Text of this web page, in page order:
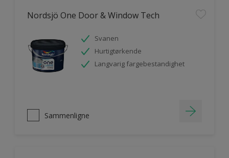
Nordsjö One Door & Window Tech
Svanen
Hurtigtørkende
Langvarig fargebestandighet
Sammenligne